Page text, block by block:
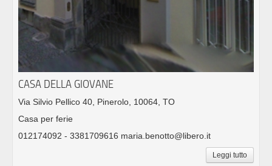
CASA DELLA GIOVANE
Via Silvio Pellico 40, Pinerolo, 10064, TO
Casa per ferie
012174092 - 3381709616 maria.benotto@libero.it
Leggi tutto